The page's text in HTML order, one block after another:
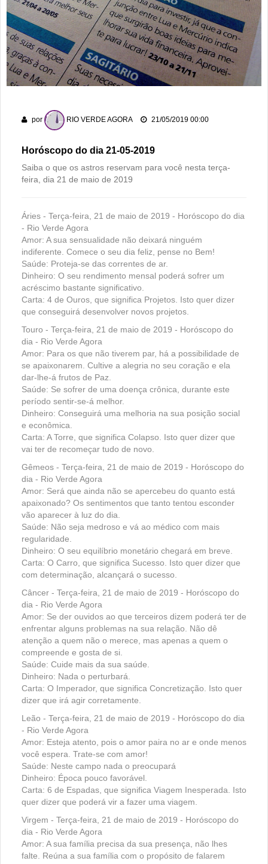
acende alerta no Ideb 2025
Rio Verde recebe a 2ª etapa do Autocross Brasil e define os
campeões do Kartcross Brasil 2026
Associação Atlética Rioverdense disputará a Terceira Divisão
do Goiano em 2026
de domicílio em Rio Verde
neste fim de semana
por RIO VERDE AGORA 21/05/2019 00:00
Horóscopo do dia 21-05-2019
Saiba o que os astros reservam para você nesta terça-
feira, dia 21 de maio de 2019
Áries - Terça-feira, 21 de maio de 2019 - Horóscopo do dia
- Rio Verde Agora
Amor: A sua sensualidade não deixará ninguém
indiferente. Comece o seu dia feliz, pense no Bem!
Saúde: Proteja-se das correntes de ar.
Dinheiro: O seu rendimento mensal poderá sofrer um
acréscimo bastante significativo.
Carta: 4 de Ouros, que significa Projetos. Isto quer dizer
que conseguirá desenvolver novos projetos.
Touro - Terça-feira, 21 de maio de 2019 - Horóscopo do
dia - Rio Verde Agora
Amor: Para os que não tiverem par, há a possibilidade de
se apaixonarem. Cultive a alegria no seu coração e ela
dar-lhe-á frutos de Paz.
Saúde: Se sofrer de uma doença crônica, durante este
período sentir-se-á melhor.
Dinheiro: Conseguirá uma melhoria na sua posição social
e econômica.
Carta: A Torre, que significa Colapso. Isto quer dizer que
vai ter de recomeçar tudo de novo.
Gêmeos - Terça-feira, 21 de maio de 2019 - Horóscopo do
dia - Rio Verde Agora
Amor: Será que ainda não se apercebeu do quanto está
apaixonado? Os sentimentos que tanto tentou esconder
vão aparecer à luz do dia.
Saúde: Não seja medroso e vá ao médico com mais
regularidade.
Dinheiro: O seu equilíbrio monetário chegará em breve.
Carta: O Carro, que significa Sucesso. Isto quer dizer que
com determinação, alcançará o sucesso.
Câncer - Terça-feira, 21 de maio de 2019 - Horóscopo do
dia - Rio Verde Agora
Amor: Se der ouvidos ao que terceiros dizem poderá ter de
enfrentar alguns problemas na sua relação. Não dê
atenção a quem não o merece, mas apenas a quem o
compreende e gosta de si.
Saúde: Cuide mais da sua saúde.
Dinheiro: Nada o perturbará.
Carta: O Imperador, que significa Concretização. Isto quer
dizer que irá agir corretamente.
Leão - Terça-feira, 21 de maio de 2019 - Horóscopo do dia
- Rio Verde Agora
Amor: Esteja atento, pois o amor paira no ar e onde menos
você espera. Trate-se com amor!
Saúde: Neste campo nada o preocupará
Dinheiro: Época pouco favorável.
Carta: 6 de Espadas, que significa Viagem Inesperada. Isto
quer dizer que poderá vir a fazer uma viagem.
Virgem - Terça-feira, 21 de maio de 2019 - Horóscopo do
dia - Rio Verde Agora
Amor: A sua família precisa da sua presença, não lhes
falte. Reúna a sua família com o propósito de falarem